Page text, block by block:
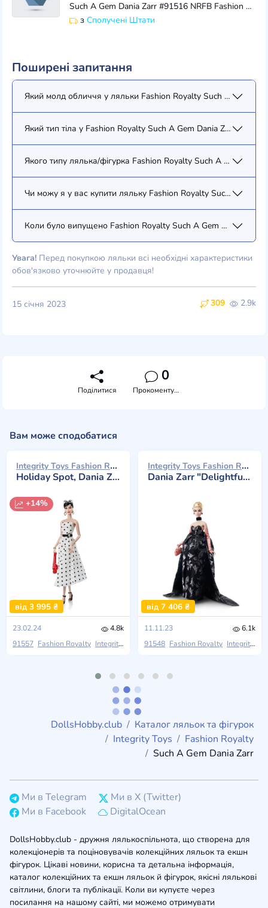
Such A Gem Dania Zarr #91516 NRFB Fashion Royalty 2019 Design Competition Winner
з Сполучені Штати
Поширені запитання
Який молд обличчя у ляльки Fashion Royalty Such A Gem
Який тип тіла у Fashion Royalty Such A Gem Dania Zarr
Якого типу лялька/фігурка Fashion Royalty Such A Gem Dania
Чи можу я у вас купити ляльку Fashion Royalty Such A Gem
Коли було випущено Fashion Royalty Such A Gem Dania Zarr
Увага! Перед покупкою ляльки всі необхідні характеристики
обов'язково уточнюйте у продавця!
309 2.9k
15 січня 2023
Поділитися
0
Прокоментувати
Вам може сподобатися
Integrity Toys Fashion Royalty 2024
Holiday Spot, Dania Zarr
+14%
від 3 995 ₴
23.02.24
4.8k
91557 Fashion Royalty Integrity Toys 2024 W Club
Integrity Toys Fashion Royalty 2023
Dania Zarr "Delightful Indulgence"
від 7 406 ₴
11.11.23
6.1k
91548 Fashion Royalty Integrity Toys
DollsHobby.club
Каталог ляльок та фігурок
Integrity Toys
Fashion Royalty
Such A Gem Dania Zarr
Ми в Telegram
Ми в X (Twitter)
Ми в Facebook
DigitalOcean
DollsHobby.club - дружня лялькоспільнота, що створена для
колекціонерів та поціновувачів колекційних ляльок та екшн
фігурок. Цікаві новини, корисна та детальна інформація,
каталог колекційних та екшн ляльок й фігурок, якісні лялькові
світлини, блоги та публікації. Коли ви купуєте через
посилання на нашому сайті, ми можемо отримувати